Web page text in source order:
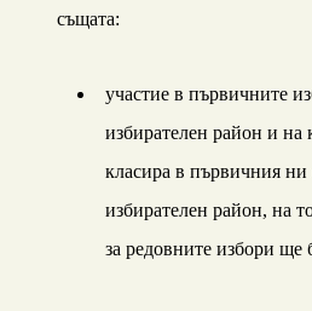
същата:
участие в първичните
избирателен район и на
класира в първичния ни
избирателен район, на
за редовните избори ще